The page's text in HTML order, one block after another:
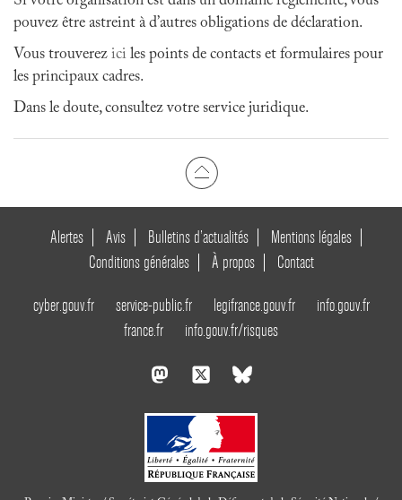
pouvez être astreint à d’autres obligations de déclaration.
Vous trouverez ici les points de contacts et formulaires pour
les principaux cadres.
Dans le doute, consultez votre service juridique.
Alertes Avis Bulletins d’actualités
Mentions légales
Conditions générales
À propos Contact
cyber.gouv.fr service-public.fr legifrance.gouv.fr
info.gouv.fr
france.fr
info.gouv.fr/risques